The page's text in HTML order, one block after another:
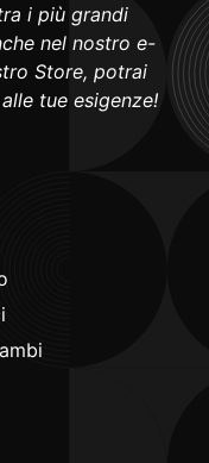
i più grandi
nel nostro e-
Store, potrai
tue esigenze!